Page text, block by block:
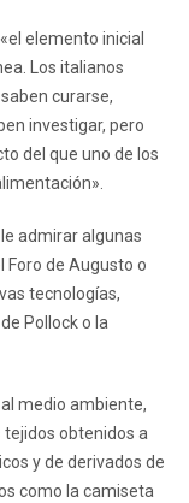
elemento inicial
Los italianos
curarse,
investigar, pero
del que uno de los
admirar algunas
Foro de Augusto o
tecnologías,
Pollock o la
medio ambiente,
obtenidos a
y de derivados de
como la camiseta